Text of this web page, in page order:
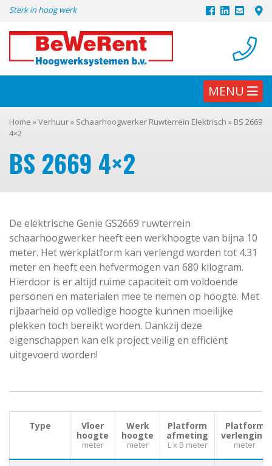
Skip
content
Sterk in hoog werk
MENU
Home »Verhuur» Schaarhoogwerker Ruwterrein Elektrisch » BS 2669
4×2
BS 2669 4×2
De elektrische Genie GS2669 ruwterrein
schaarhoogwerker heeft een werkhoogte van bijna 10
meter. Het werkplatform kan verlengd worden tot 4.31
meter en heeft een hefvermogen van 680 kilogram.
Hierdoor is er altijd ruime capaciteit om voldoende
personen en materialen mee te nemen op hoogte. Met
rijbaarheid op volledige hoogte kunnen moeilijke
plekken toch bereikt worden. Dankzij deze
eigenschappen kan elk project veilig en efficiënt
uitgevoerd worden!
Type
Vloer
hoogte
meter
Werk
hoogte
meter
Platform
afmeting
L x B meter
Platform
verlenging
meter